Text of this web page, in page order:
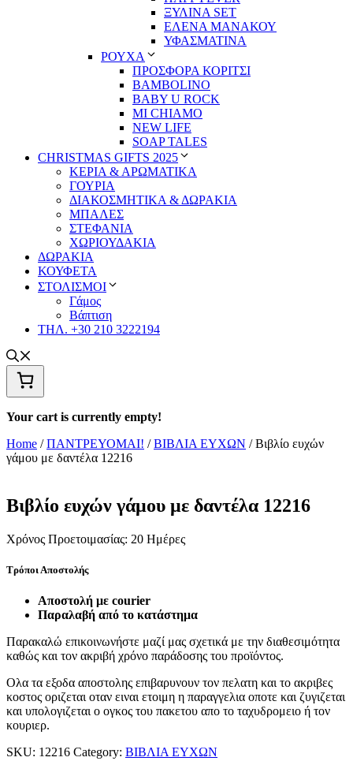
ΞΥΛΙΝΑ SET
ΕΛΕΝΑ ΜΑΝΑΚΟΥ
ΥΦΑΣΜΑΤΙΝΑ
ΡΟΥΧΑ
ΠΡΟΣΦΟΡΑ ΚΟΡΙΤΣΙ
BAMBOLINO
BABY U ROCK
MI CHIAMO
NEW LIFE
SOAP TALES
CHRISTMAS GIFTS 2025
ΚΕΡΙΑ & ΑΡΩΜΑΤΙΚΑ
ΓΟΥΡΙΑ
ΔΙΑΚΟΣΜΗΤΙΚΑ & ΔΩΡΑΚΙΑ
ΜΠΑΛΕΣ
ΣΤΕΦΑΝΙΑ
ΧΩΡΙΟΥΔΑΚΙΑ
ΔΩΡΑΚΙΑ
ΚΟΥΦΕΤΑ
ΣΤΟΛΙΣΜΟΙ
Γάμος
Βάπτιση
ΤΗΛ. +30 210 3222194
Your cart is currently empty!
Home /ΠΑΝΤΡΕΥΟΜΑΙ! /ΒΙΒΛΙΑ ΕΥΧΩΝ / Βιβλίο ευχών
γάμου με δαντέλα 12216
Βιβλίο ευχών γάμου με δαντέλα 12216
Χρόνος Προετοιμασίας: 20 Ημέρες
Τρόποι Αποστολής
Αποστολή με courier
Παραλαβή από το κατάστημα
Παρακαλώ επικοινωνήστε μαζί μας σχετικά με την διαθεσιμότητα
καθώς και τον ακριβή χρόνο παράδοσης του προϊόντος.
Ολα τα εξοδα αποστολης επιβαρυνουν τον πελατη και το ακριβες
κοστος οριζεται οταν ειναι ετοιμη η παραγγελια οποτε και ζυγιζεται
και υπολογιζεται ο ογκος του πακετου απο το ταχυδρομειο ή τον
κουριερ.
SKU: 12216 Category: ΒΙΒΛΙΑ ΕΥΧΩΝ